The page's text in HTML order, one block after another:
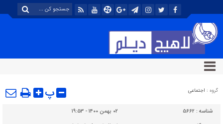
گروه : اجتماعی پ
شناسه : ۵۶۶۲
۰۲ بهمن ۱۴۰۰ - ۱۹:۵۳